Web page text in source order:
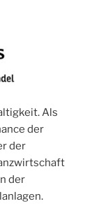
Als
der
der
der